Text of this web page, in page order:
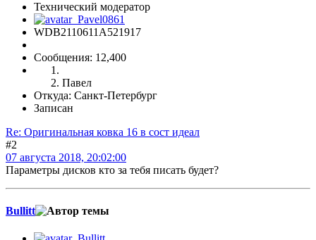
Технический модератор
WDB2110611A521917
Сообщения: 12,400
Павел
Откуда: Санкт-Петербург
Записан
Re: Оригинальная ковка 16 в сост идеал
#2
07 августа 2018, 20:02:00
Параметры дисков кто за тебя писать будет?
Bullitt